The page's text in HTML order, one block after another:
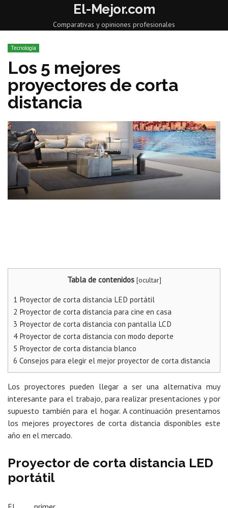
El-Mejor.com
Comparativas y opiniones profesionales
Tecnología
Los 5 mejores
proyectores de corta
distancia
Tabla de contenidos [ocultar]
1 Proyector de corta distancia LED portátil
2 Proyector de corta distancia para cine en casa
3 Proyector de corta distancia con pantalla LCD
4Proyector de corta distancia con modo deporte
5 Proyector de corta distancia blanco
6 Consejos para elegir el mejor proyector de corta distancia
Los proyectores pueden llegar a ser una alternativa muy
interesante para el trabajo, para realizar presentaciones y por
supuesto también para el hogar. A continuación presentamos
los mejores proyectores de corta distancia disponibles este
año en el mercado.
Proyector de corta distancia LED
portátil